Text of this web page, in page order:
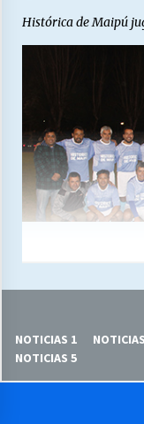
Histórica de Maipú
NOTICIAS 1
NOTICIAS 5